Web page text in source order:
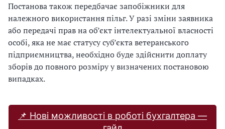
Постанова також передбачає запобіжники для
належного використання пільг. У разі зміни заявника
або передачі прав на об’єкт інтелектуальної власності
особі, яка не має статусу суб’єкта ветеранського
підприємництва, необхідно буде здійснити доплату
зборів до повного розміру у визначених постановою
випадках.
📌 Нові можливості в роботі бухгалтера —